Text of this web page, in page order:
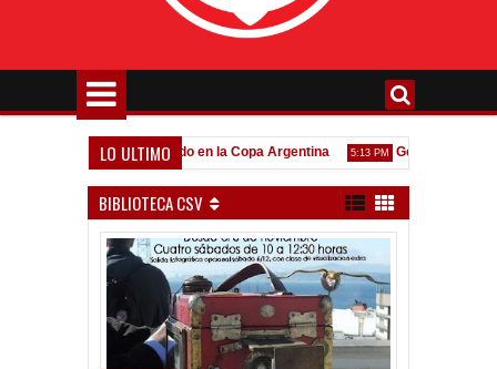
LO ULTIMO
Todo confirmado en la Copa Argentina 5:13 PM Goleada histórica de
BIBLIOTECA CSV